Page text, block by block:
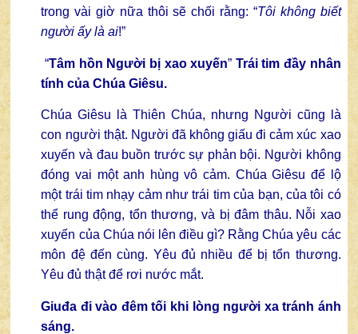
trong vài giờ nữa thôi sẽ chối rằng: “Tôi không biết
người ấy là ai!”
“Tâm hồn Người bị xao xuyến” Trái tim đầy nhân
tính của Chúa Giêsu.
Chúa Giêsu là Thiên Chúa, nhưng Người cũng là
con người thật. Người đã không giấu đi cảm xúc xao
xuyến và đau buồn trước sự phản bội. Người không
đóng vai một anh hùng vô cảm. Chúa Giêsu để lộ
một trái tim nhạy cảm như trái tim của bạn, của tôi có
thể rung động, tổn thương, và bị đâm thâu. Nỗi xao
xuyến của Chúa nói lên điều gì? Rằng Chúa yêu các
môn đệ đến cùng. Yêu đủ nhiều để bị tổn thương.
Yêu đủ thật để rơi nước mắt.
Giuđa đi vào đêm tối khi lòng người xa tránh ánh
sáng.